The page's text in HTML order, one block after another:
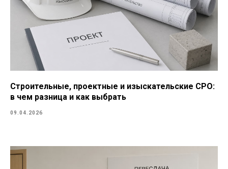
Строительные, проектные и изыскательские СРО:
в чем разница и как выбрать
09.04.2026